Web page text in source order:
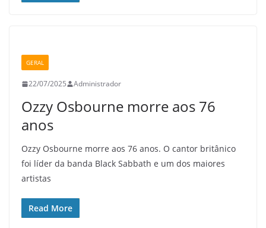
GERAL
22/07/2025 Administrador
Ozzy Osbourne morre aos 76
anos
Ozzy Osbourne morre aos 76 anos. O cantor britânico
foi líder da banda Black Sabbath e um dos maiores
artistas
Read More